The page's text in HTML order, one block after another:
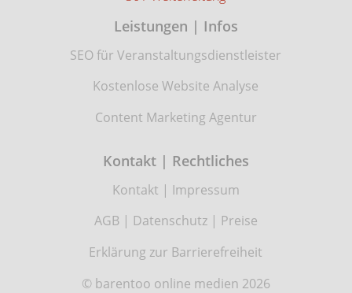
Leistungen | Infos
SEO für Veranstaltungsdienstleister
Kostenlose Website Analyse
Content Marketing Agentur
Kontakt | Rechtliches
Kontakt | Impressum
AGB| Datenschutz| Preise
Erklärung zur Barrierefreiheit
© barentoo online medien 2026